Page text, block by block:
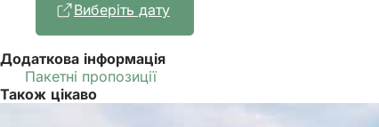
Виберіть дату(Відкривається
Додаткова інформація
Пакетні пропозиції
Також цікаво